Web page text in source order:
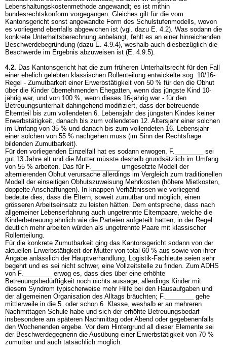
Lebenshaltungskostenmethode angewandt; es ist mithin
bundesrechtskonform vorgegangen. Gleiches gilt für die vom
Kantonsgericht sonst angewandte Form des Schulstufenmodells, wovon
es vorliegend ebenfalls abgewichen ist (vgl. dazu E. 4.2). Was sodann die
konkrete Unterhaltsberechnung anbelangt, fehlt es an einer hinreichenden
Beschwerdebegründung (dazu E. 4.9.4), weshalb auch diesbezüglich die
Beschwerde im Ergebnis abzuweisen ist (E. 4.9.5).
4.2. Das Kantonsgericht hat die zum früheren Unterhaltsrecht für den Fall
einer ehelich gelebten klassischen Rollenteilung entwickelte sog. 10/16-
Regel - Zumutbarkeit einer Erwerbstätigkeit von 50 % für den die Obhut
über die Kinder übernehmenden Ehegatten, wenn das jüngste Kind 10-
jährig war, und von 100 %, wenn dieses 16-jährig war - für den
Betreuungsunterhalt dahingehend modifiziert, dass der betreuende
Elternteil bis zum vollendeten 6. Lebensjahr des jüngsten Kindes keiner
Erwerbstätigkeit, danach bis zum vollendeten 12. Altersjahr einer solchen
im Umfang von 35 % und danach bis zum vollendeten 16. Lebensjahr
einer solchen von 55 % nachgehen muss (im Sinn der Rechtsfrage
bildenden Zumutbarkeit).
Für den vorliegenden Einzelfall hat es sodann erwogen, F.________ sei
gut 13 Jahre alt und die Mutter müsste deshalb grundsätzlich im Umfang
von 55 % arbeiten. Das für F.________ umgesetzte Modell der
alternierenden Obhut verursache allerdings im Vergleich zum traditionellen
Modell der einseitigen Obhutszuweisung Mehrkosten (höhere Mietkosten,
doppelte Anschaffungen). In knappen Verhältnissen wie vorliegend
bedeute dies, dass die Eltern, soweit zumutbar und möglich, einen
grösseren Arbeitseinsatz zu leisten hätten. Dem entspreche, dass nach
allgemeiner Lebenserfahrung auch ungetrennte Elternpaare, welche die
Kinderbetreuung ähnlich wie die Parteien aufgeteilt hätten, in der Regel
deutlich mehr arbeiten würden als ungetrennte Paare mit klassischer
Rollenteilung.
Für die konkrete Zumutbarkeit ging das Kantonsgericht sodann von der
aktuellen Erwerbstätigkeit der Mutter von total 60 % aus sowie von ihrer
Angabe anlässlich der Hauptverhandlung, Logistik-Fachleute seien sehr
begehrt und es sei nicht schwer, eine Vollzeitstelle zu finden. Zum ADHS
von F.________ erwog es, dass dies über eine erhöhte
Betreuungsbedürftigkeit noch nichts aussage, allerdings Kinder mit
diesem Syndrom typischerweise mehr Hilfe bei den Hausaufgaben und
der allgemeinen Organisation des Alltags bräuchten; F.________ gehe
mittlerweile in die 5. oder schon 6. Klasse, weshalb er an mehreren
Nachmittagen Schule habe und sich der erhöhte Betreuungsbedarf
insbesondere am späteren Nachmittag oder Abend oder gegebenenfalls
den Wochenenden ergebe. Vor dem Hintergrund all dieser Elemente sei
der Beschwerdegegnerin die Ausübung einer Erwerbstätigkeit von 70 %
zumutbar und auch tatsächlich möglich.